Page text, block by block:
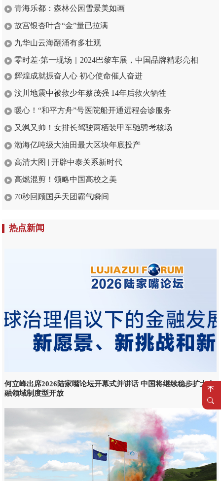
青海乐都：森林公园雪景美如画
故宫银杏叶含“金”量已拉满
九华山云海翻涌有多壮观
零时差·第一现场｜2024巴黎车展，中国品牌精彩亮相
辉煌成就振奋人心 初心使命催人奋进
汶川地震中被救少年蔡茂强 14年后救火牺牲
暖心！“和平方舟”号医院船开通远程会诊服务
又飒又帅！女排长驾驶两栖装甲车驰骋考核场
渤海亿吨级大油田最大区块年底投产
高清大图 | 开辟中泰关系新时代
高燃混剪！领略中国高校之美
70秒回顾国乒天团霸气瞬间
热点新闻
何立峰出席2026陆家嘴论坛开幕式并讲话 中国将继续稳步扩大金
融领域制度型开放